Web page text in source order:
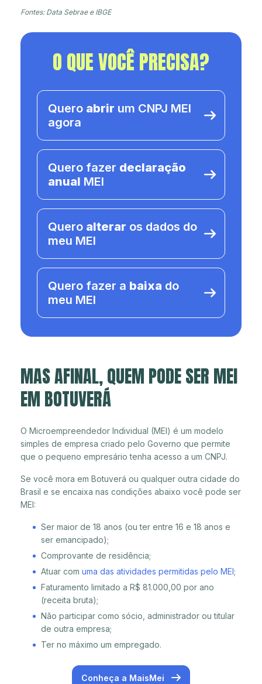
Fontes: Data Sebrae e IBGE
O QUE VOCÊ PRECISA?
Quero abrir um CNPJ MEI
agora
Quero fazer declaração
anual MEI
Quero alterar os dados do
meu MEI
Quero fazer a baixa do
meu MEI
MAS AFINAL, QUEM PODE SER MEI
EM BOTUVERÁ
O Microempreendedor Individual (MEI) é um modelo
simples de empresa criado pelo Governo que permite
que o pequeno empresário tenha acesso a um CNPJ.
Se você mora em Botuverá ou qualquer outra cidade do
Brasil e se encaixa nas condições abaixo você pode ser
MEI:
Ser maior de 18 anos (ou ter entre 16 e 18 anos e
ser emancipado);
Comprovante de residência;
Atuar com uma das atividades permitidas pelo MEI;
Faturamento limitado a R$ 81.000,00 por ano
(receita bruta);
Não participar como sócio, administrador ou titular
de outra empresa;
Ter no máximo um empregado.
Conheça a MaisMei